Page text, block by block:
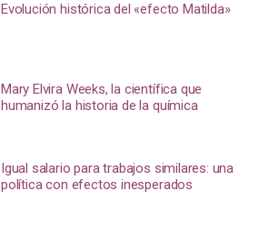
Evolución histórica del «efecto Matilda»
Mary Elvira Weeks, la científica que
humanizó la historia de la química
Igual salario para trabajos similares: una
política con efectos inesperados